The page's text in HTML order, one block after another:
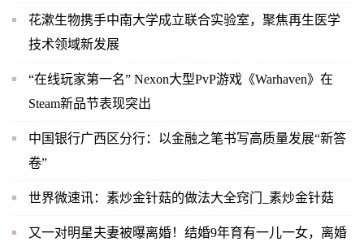
花漱生物携手中南大学成立联合实验室，聚焦再生医学
技术领域新发展
“在线玩家第一名” Nexon大型PvP游戏《Warhaven》在
Steam新品节表现突出
中国银行广西区分行：以金融之笔书写高质量发展“新答
卷”
世界微速讯：素炒金针菇的做法大全窍门_素炒金针菇
又一对明星夫妻被曝离婚！结婚9年育有一儿一女，离婚